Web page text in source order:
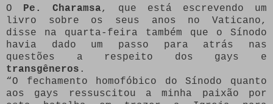
O Pe. Charamsa, que está escrevendo um
livro sobre os seus anos no Vaticano,
disse na quarta-feira também que o Sínodo
havia dado um passo para atrás nas
questões a respeito dos gays e
transgêneros .
“O fechamento homofóbico do Sínodo quanto
aos gays ressuscitou a minha paixão por